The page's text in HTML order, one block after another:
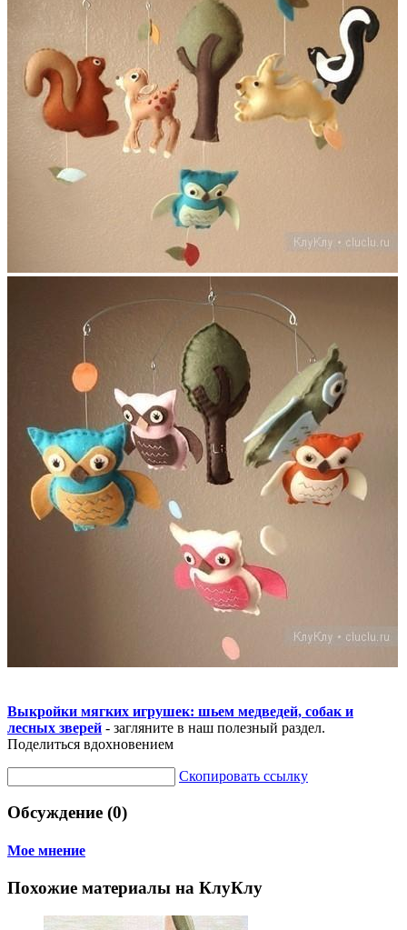
Выкройки мягких игрушек: шьем медведей, собак и
лесных зверей - загляните в наш полезный раздел.
Поделиться вдохновением
Скопировать ссылку
Обсуждение (0)
Мое мнение
Похожие материалы на КлуКлу